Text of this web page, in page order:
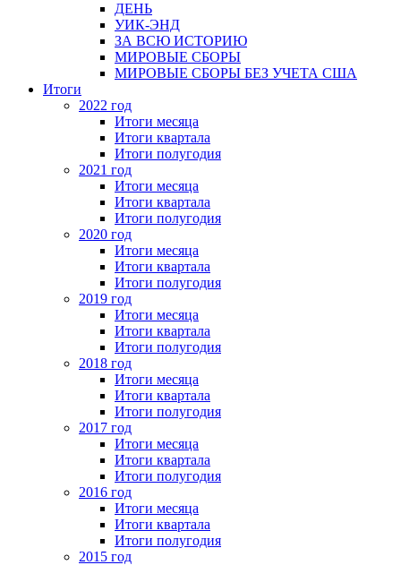
ДЕНЬ
УИК-ЭНД
ЗА ВСЮ ИСТОРИЮ
МИРОВЫЕ СБОРЫ
МИРОВЫЕ СБОРЫ БЕЗ УЧЕТА США
Итоги
2022 год
Итоги месяца
Итоги квартала
Итоги полугодия
2021 год
Итоги месяца
Итоги квартала
Итоги полугодия
2020 год
Итоги месяца
Итоги квартала
Итоги полугодия
2019 год
Итоги месяца
Итоги квартала
Итоги полугодия
2018 год
Итоги месяца
Итоги квартала
Итоги полугодия
2017 год
Итоги месяца
Итоги квартала
Итоги полугодия
2016 год
Итоги месяца
Итоги квартала
Итоги полугодия
2015 год